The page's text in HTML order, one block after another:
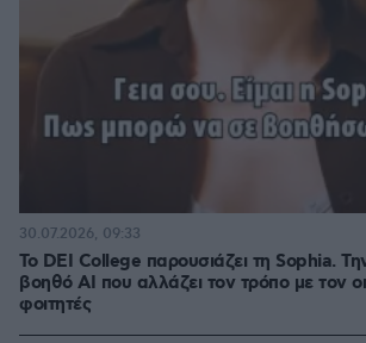
Το DEI College παρουσιάζει τη Sophia.
βοηθό AI που αλλάζει τον τρόπο με τον
φοιτητές
30.07.2026, 09:33